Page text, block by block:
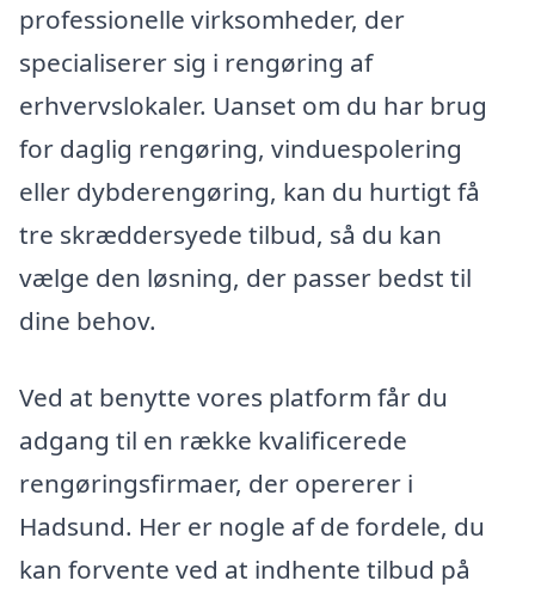
professionelle virksomheder, der
specialiserer sig i rengøring af
erhvervslokaler. Uanset om du har brug
for daglig rengøring, vinduespolering
eller dybderengøring, kan du hurtigt få
tre skræddersyede tilbud, så du kan
vælge den løsning, der passer bedst til
dine behov.
Ved at benytte vores platform får du
adgang til en række kvalificerede
rengøringsfirmaer, der opererer i
Hadsund. Her er nogle af de fordele, du
kan forvente ved at indhente tilbud på